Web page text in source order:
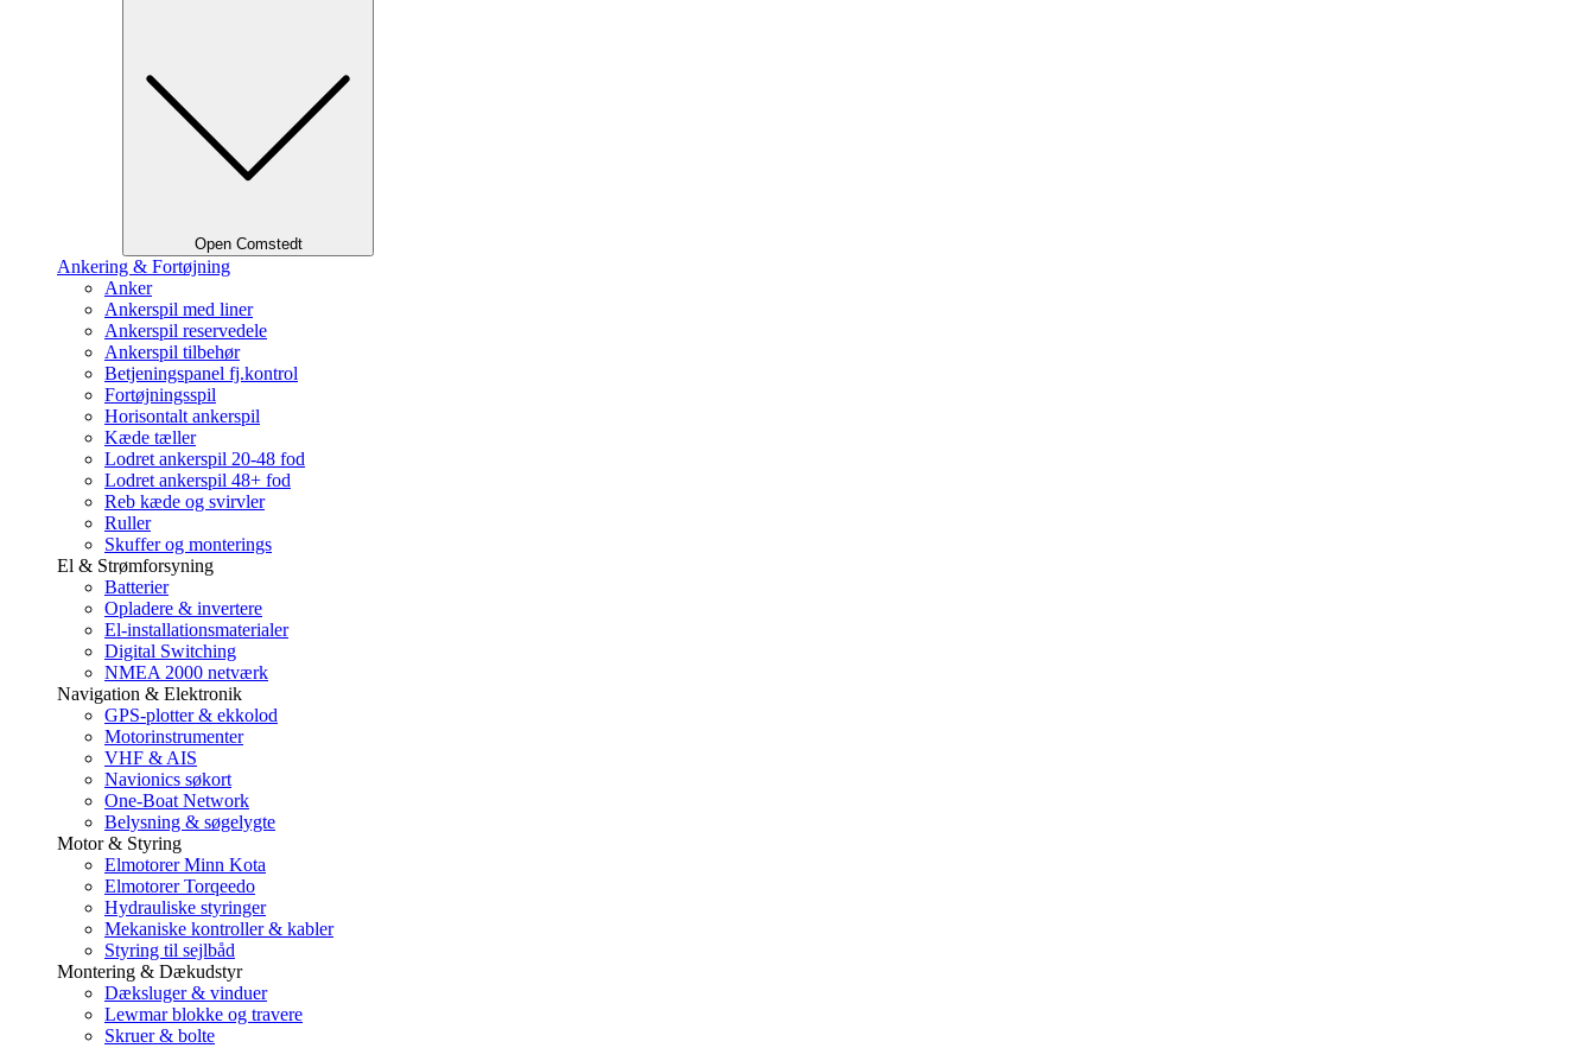
Open Comstedt
Ankering & Fortøjning
Anker
Ankerspil med liner
Ankerspil reservedele
Ankerspil tilbehør
Betjeningspanel fj.kontrol
Fortøjningsspil
Horisontalt ankerspil
Kæde tæller
Lodret ankerspil 20-48 fod
Lodret ankerspil 48+ fod
Reb kæde og svirvler
Ruller
Skuffer og monterings
El & Strømforsyning
Batterier
Opladere & invertere
El-installationsmaterialer
Digital Switching
NMEA 2000 netværk
Navigation & Elektronik
GPS-plotter & ekkolod
Motorinstrumenter
VHF & AIS
Navionics søkort
One-Boat Network
Belysning & søgelygte
Motor & Styring
Elmotorer Minn Kota
Elmotorer Torqeedo
Hydrauliske styringer
Mekaniske kontroller & kabler
Styring til sejlbåd
Montering & Dækudstyr
Dæksluger & vinduer
Lewmar blokke og travere
Skruer & bolte